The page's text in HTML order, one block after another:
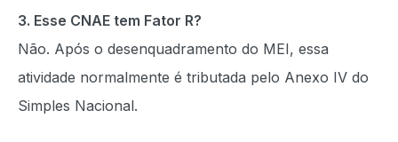
3. Esse CNAE tem Fator R?
Não. Após o desenquadramento do MEI, essa
atividade normalmente é tributada pelo Anexo IV do
Simples Nacional.